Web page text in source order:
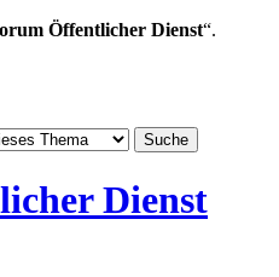
Öffentlicher Dienst“.